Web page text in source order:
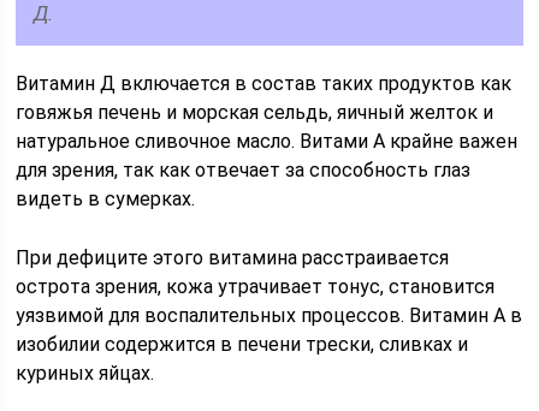
Д.
Витамин Д включается в состав таких продуктов как
говяжья печень и морская сельдь, яичный желток и
натуральное сливочное масло. Витами А крайне важен
для зрения, так как отвечает за способность глаз
видеть в сумерках.
При дефиците этого витамина расстраивается
острота зрения, кожа утрачивает тонус, становится
уязвимой для воспалительных процессов. Витамин А в
изобилии содержится в печени трески, сливках и
куриных яйцах.